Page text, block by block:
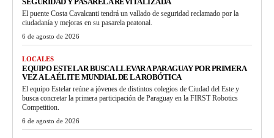
El puente Costa Cavalcanti tendrá un vallado de seguridad reclamado por la
ciudadanía y mejoras en su pasarela peatonal.
6 de agosto de 2026
LOCALES
EQUIPO ESTELAR BUSCA LLEVAR A PARAGUAY POR PRIMERA
VEZ A LA ÉLITE MUNDIAL DE LA ROBÓTICA
El equipo Estelar reúne a jóvenes de distintos colegios de Ciudad del Este y
busca concretar la primera participación de Paraguay en la FIRST Robotics
Competition.
6 de agosto de 2026